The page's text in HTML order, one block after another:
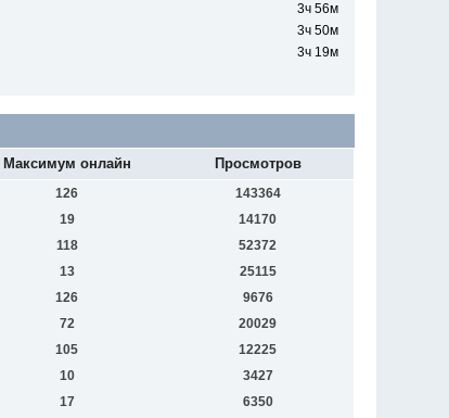
3ч 56м
3ч 50м
3ч 19м
Максимум онлайн Просмотров
126
143364
19
14170
118
52372
13
25115
126
9676
72
20029
105
12225
10
3427
17
6350